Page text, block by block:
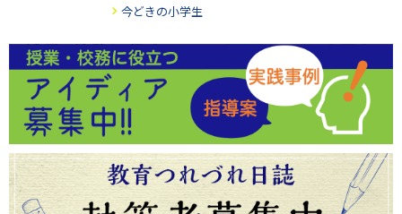
今どきの小学生